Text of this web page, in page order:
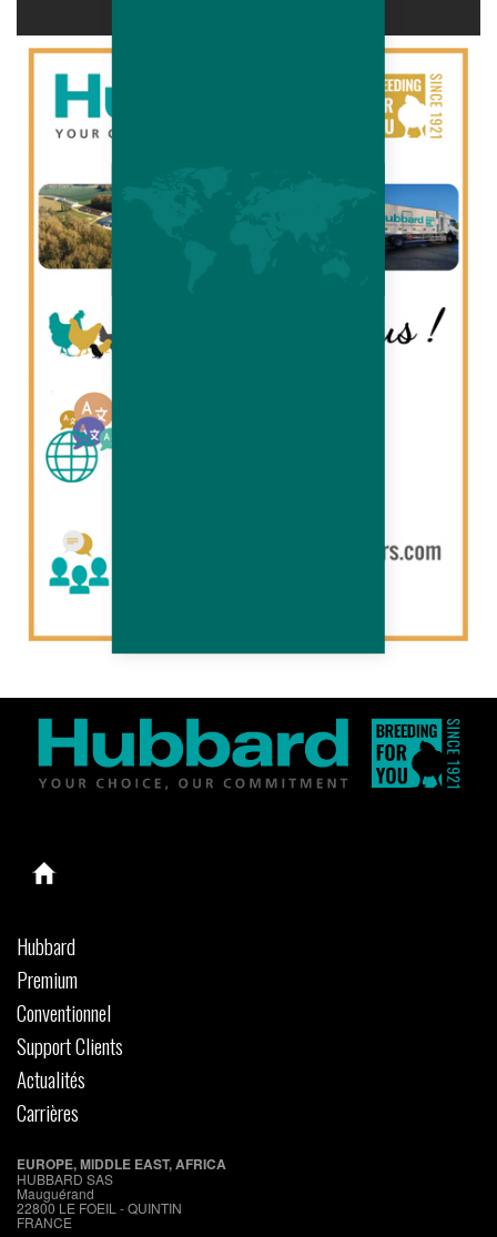
Hubbard
Premium
Conventionnel
Support Clients
Actualités
Carrières
EUROPE, MIDDLE EAST, AFRICA
HUBBARD SAS
Mauguérand
22800 LE FOEIL - QUINTIN
FRANCE